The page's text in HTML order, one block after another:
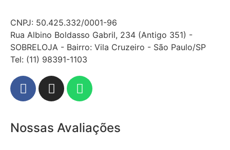
CNPJ: 50.425.332/0001-96
Rua Albino Boldasso Gabril, 234 (Antigo 351) -
SOBRELOJA - Bairro: Vila Cruzeiro - São Paulo/SP
​​​​​​​​​​​​​​​​​​​​Tel: (11) 98391-1103
Nossas Avaliações